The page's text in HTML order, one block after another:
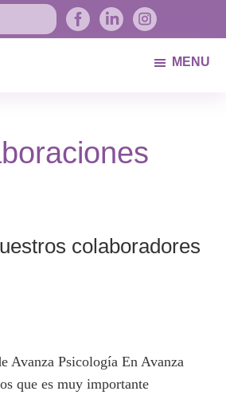
MENU
colaboradores
Avanza Psicología En Avanza
que es muy importante